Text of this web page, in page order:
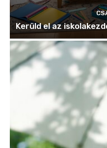
Kerüld el az